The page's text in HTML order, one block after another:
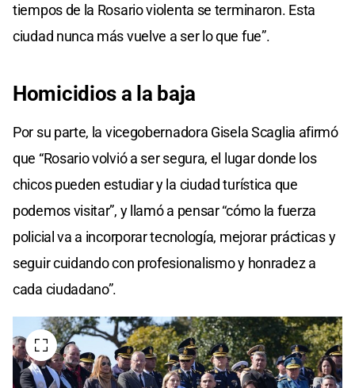
tiempos de la Rosario violenta se terminaron. Esta
ciudad nunca más vuelve a ser lo que fue”.
Homicidios a la baja
Por su parte, la vicegobernadora Gisela Scaglia afirmó
que “Rosario volvió a ser segura, el lugar donde los
chicos pueden estudiar y la ciudad turística que
podemos visitar”, y llamó a pensar “cómo la fuerza
policial va a incorporar tecnología, mejorar prácticas y
seguir cuidando con profesionalismo y honradez a
cada ciudadano”.